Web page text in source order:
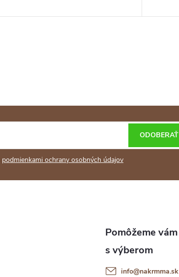
podmienkami ochrany osobných údajov
ODOBERAŤ
info@nakrmma.sk